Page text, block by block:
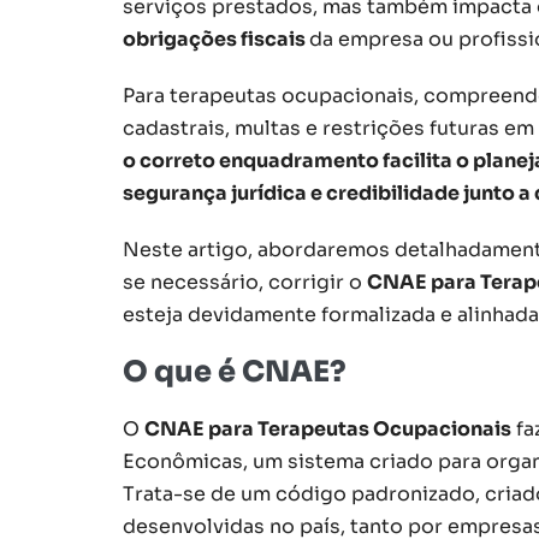
serviços prestados, mas também
obrigações fiscaisda empresa ou
Para terapeutas ocupacionais,
cadastrais, multas e restrições futuras
o correto enquadramento facilita o
segurança jurídica e credibilidade junto a
Neste artigo, abordaremos
se necessário, corrigir o CNAE para
esteja devidamente formalizada e
O que é CNAE?
O CNAE para Terapeutas Ocupacionais
Econômicas, um sistema criado para
Trata-se de um código padronizado,
desenvolvidas no país, tanto por